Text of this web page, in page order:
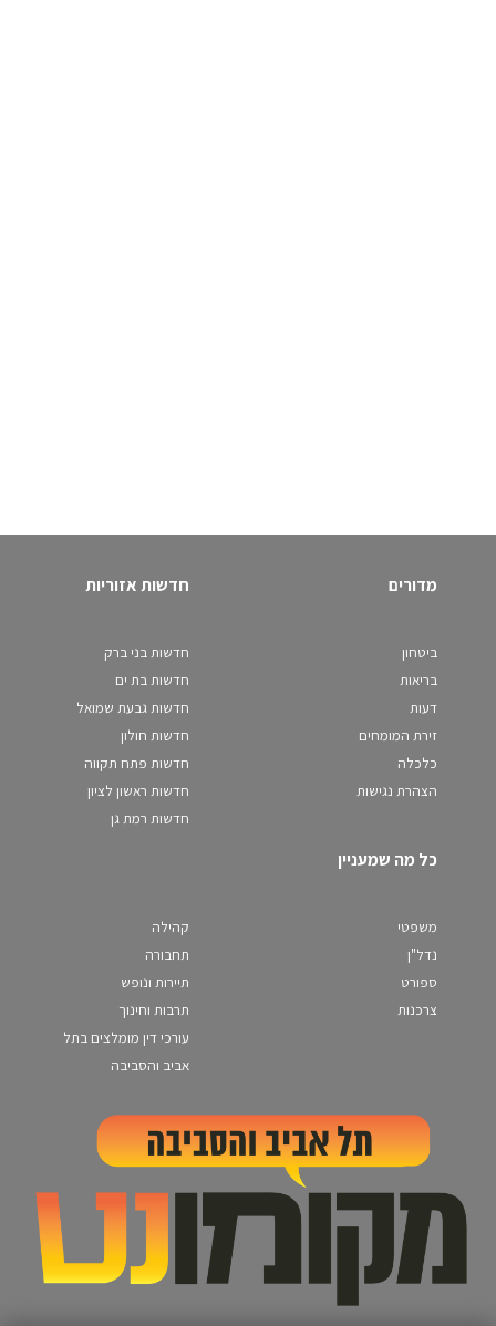
מדורים
ביטחון
בריאות
דעות
זירת המומחים
כלכלה
הצהרת נגישות
חדשות אזוריות
חדשות בני ברק
חדשות בת ים
חדשות גבעת שמואל
חדשות חולון
חדשות פתח תקווה
חדשות ראשון לציון
חדשות רמת גן
כל מה שמעניין
משפטי
נדל"ן
ספורט
צרכנות
קהילה
תחבורה
תיירות ונופש
תרבות וחינוך
עורכי דין מומלצים בתל
אביב והסביבה